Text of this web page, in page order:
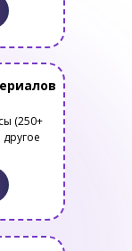
(250+